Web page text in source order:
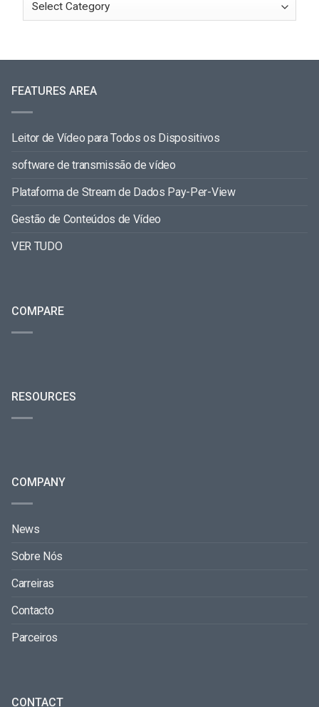
FEATURES AREA
Leitor de Vídeo para Todos os Dispositivos
software de transmissão de vídeo
Plataforma de Stream de Dados Pay-Per-View
Gestão de Conteúdos de Vídeo
VER TUDO
COMPARE
RESOURCES
COMPANY
News
Sobre Nós
Carreiras
Contacto
Parceiros
CONTACT